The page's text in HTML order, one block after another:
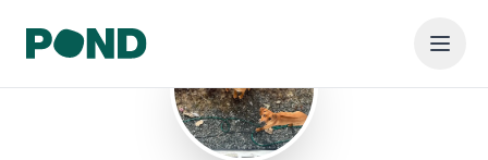
Hopp til hovedinnhold